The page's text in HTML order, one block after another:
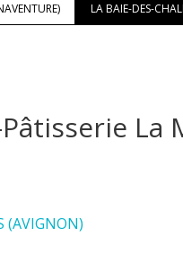
LA BAIE-DES-
La
(AVIGNON)